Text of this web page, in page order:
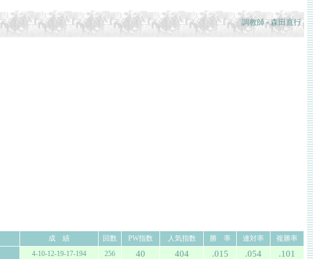
調教師 - 森田直行
成 績 回数 PW指数 人気指数 勝 率 連対率
複勝率
4-10-12-19-17-194 256 40 404 .015 .054 .101